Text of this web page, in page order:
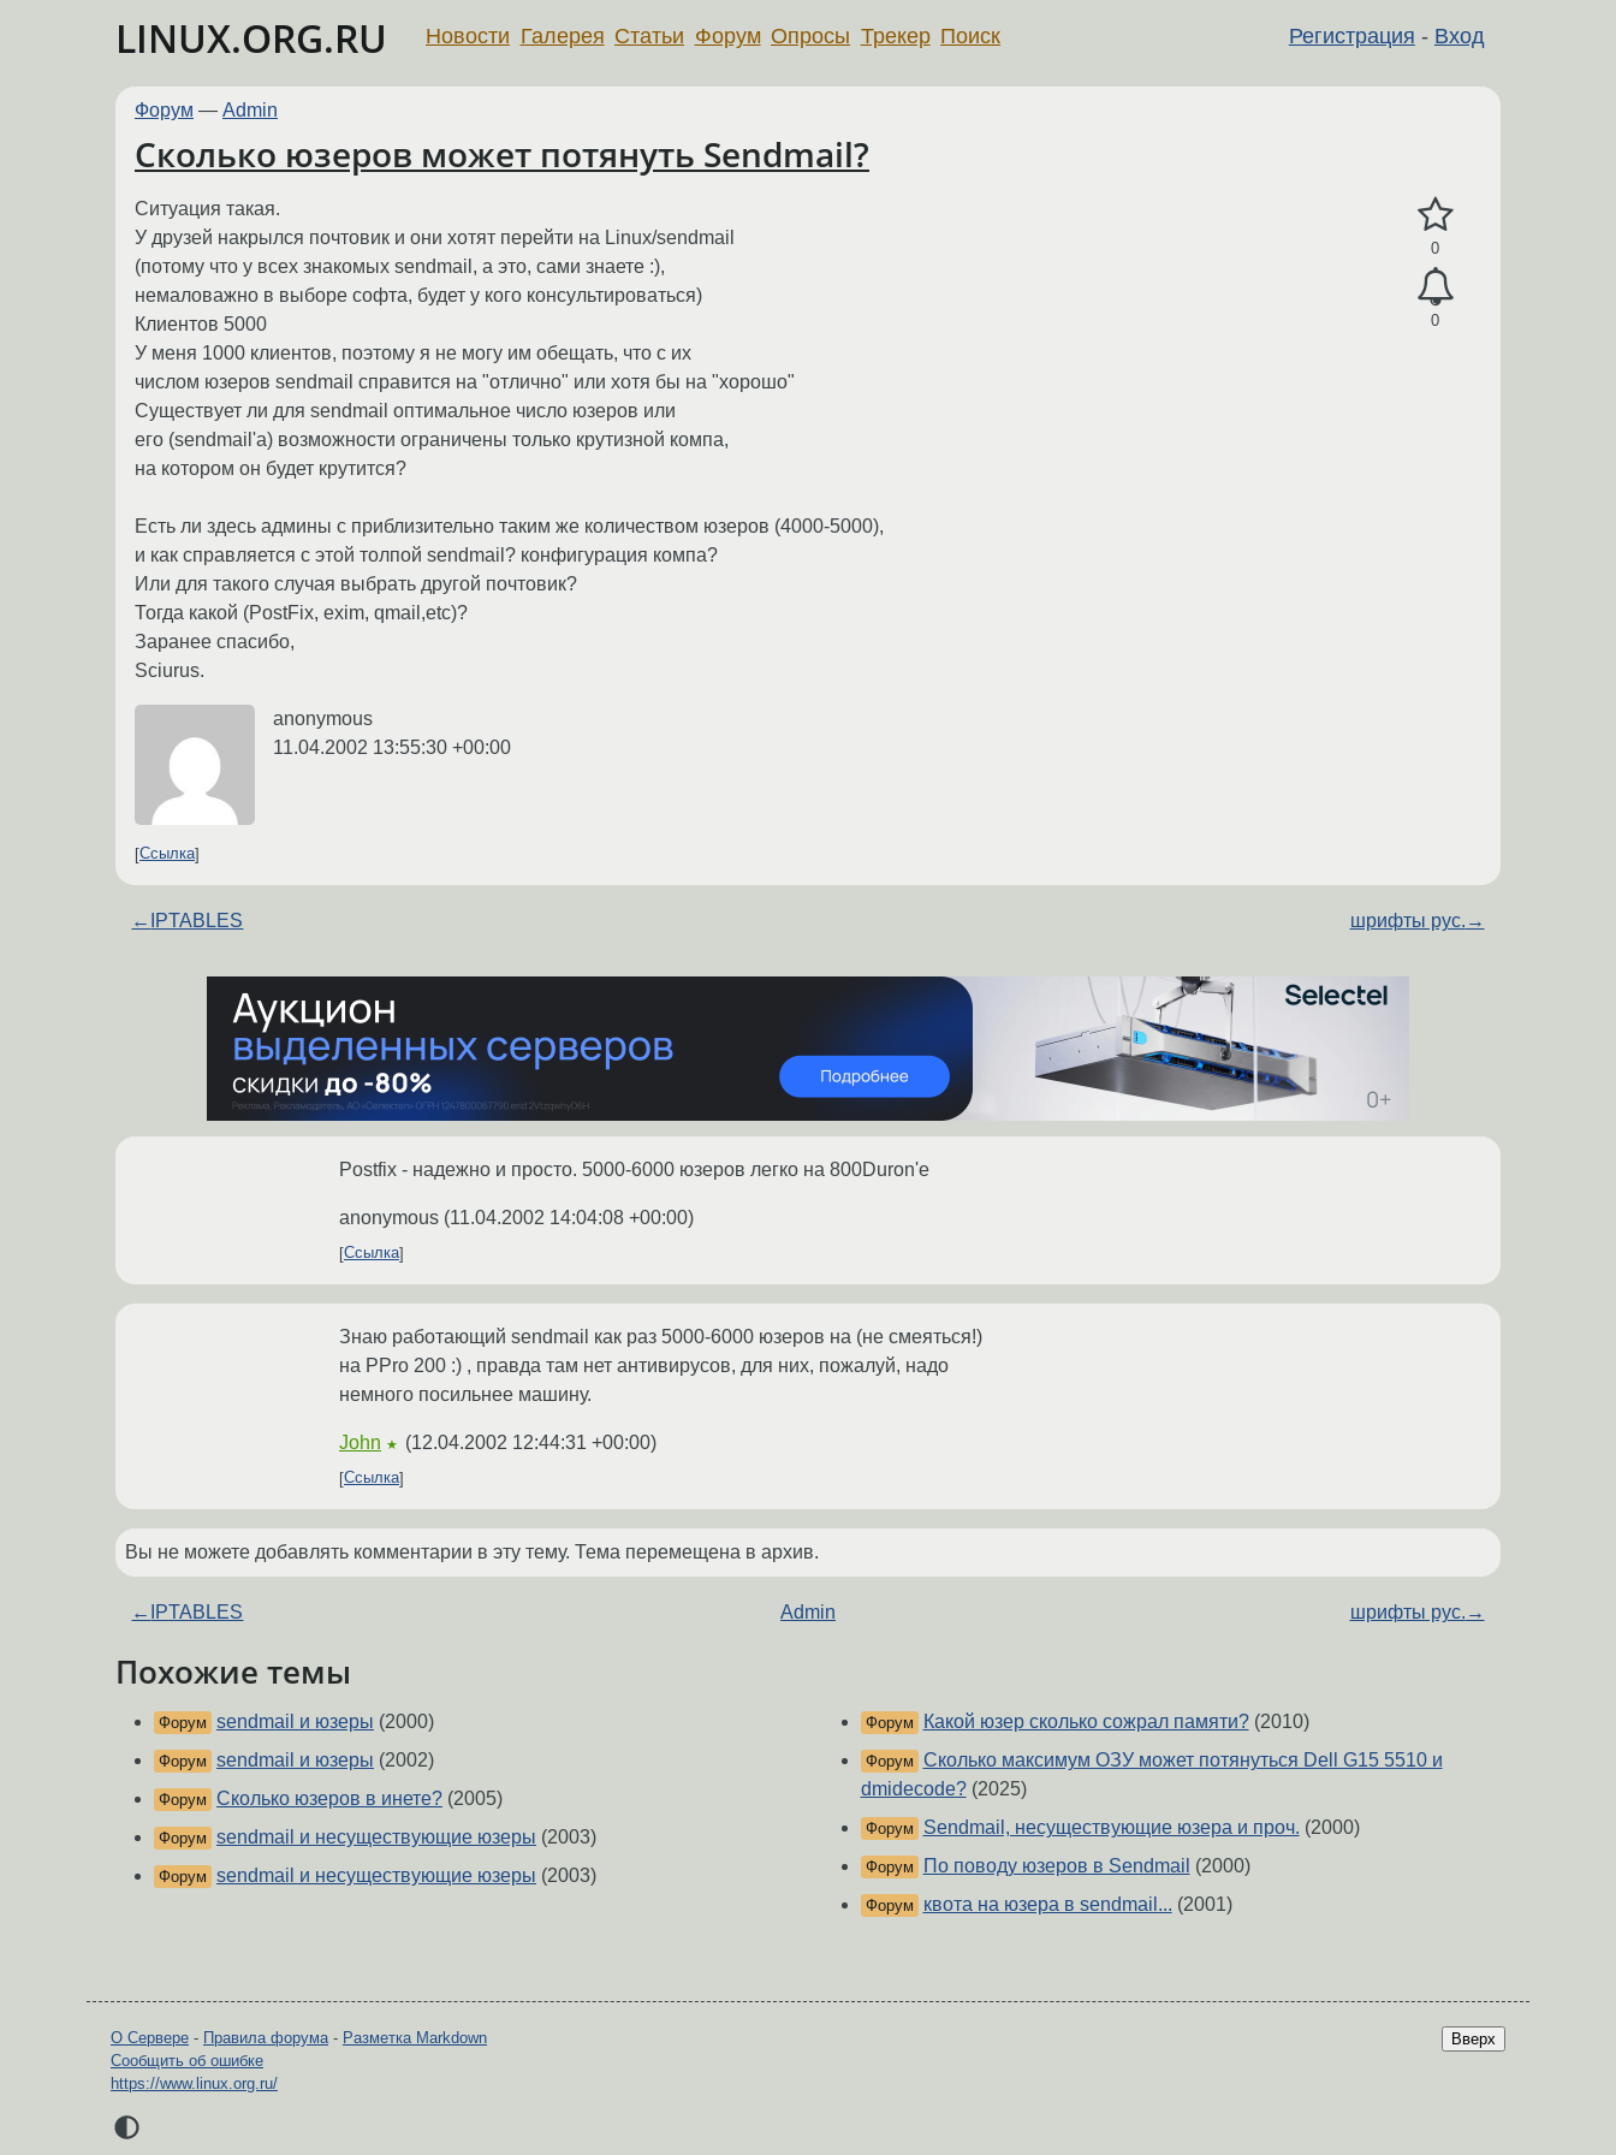
LINUX.ORG.RU Регистрация - Вход
Новости Галерея Статьи Форум Опросы Трекер Поиск
Форум — Admin
Сколько юзеров может потянуть Sendmail?
0
0
Ситуация такая.
У друзей накрылся почтовик и они хотят перейти на Linux/sendmail
(потому что у всех знакомых sendmail, а это, сами знаете :),
немаловажно в выборе софта, будет у кого консультироваться)
Клиентов 5000
У меня 1000 клиентов, поэтому я не могу им обещать, что с их
числом юзеров sendmail справится на "отлично" или хотя бы на "хорошо"
Существует ли для sendmail оптимальное число юзеров или
его (sendmail'a) возможности ограничены только крутизной компа,
на котором он будет крутится?
Есть ли здесь админы с приблизительно таким же количеством юзеров (4000-5000),
и как справляется с этой толпой sendmail? конфигурация компа?
Или для такого случая выбрать другой почтовик?
Тогда какой (PostFix, exim, qmail,etc)?
Заранее спасибо,
Sciurus.
anonymous
11.04.2002 13:55:30 +00:00
Ссылка
← IPTABLES шрифты рус. →
Postfix - надежно и просто. 5000-6000 юзеров легко на 800Duron'е
anonymous (11.04.2002 14:04:08 +00:00)
Ссылка
Знаю работающий sendmail как раз 5000-6000 юзеров на (не смеяться!)
на PPro 200 :) , правда там нет антивирусов, для них, пожалуй, надо
немного посильнее машину.
John ★ (12.04.2002 12:44:31 +00:00)
Ссылка
Вы не можете добавлять комментарии в эту тему. Тема перемещена в архив.
← IPTABLES Admin шрифты рус. →
Похожие темы
Форум sendmail и юзеры (2000)
Форум sendmail и юзеры (2002)
Форум Сколько юзеров в инете? (2005)
Форум sendmail и несуществующие юзеры (2003)
Форум sendmail и несуществующие юзеры (2003)
Форум Какой юзер сколько сожрал памяти?(2010)
Форум Сколько максимум ОЗУ может потянуться Dell G15 5510 и
dmidecode?(2025)
Форум Sendmail, несуществующие юзера и проч. (2000)
Форум По поводу юзеров в Sendmail (2000)
Форум квота на юзера в sendmail... (2001)
Вверх
О Сервере - Правила форума- Разметка Markdown
Сообщить об ошибке
https://www.linux.org.ru/